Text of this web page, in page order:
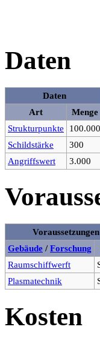
Daten
Daten
Art
Menge
Strukturpunkte
100.000
Schildstärke
300
Angriffswert
3.000
Voraussetzungen
Gebäude /Forschung
Raumschiffwerft
Plasmatechnik
Kosten